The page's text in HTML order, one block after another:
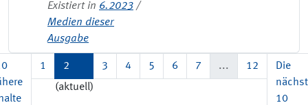
Existiert in 6.2023 /
Medien dieser
Ausgabe
1
2
(aktuell)
3 4 5 6 7 ... 12
Die
10